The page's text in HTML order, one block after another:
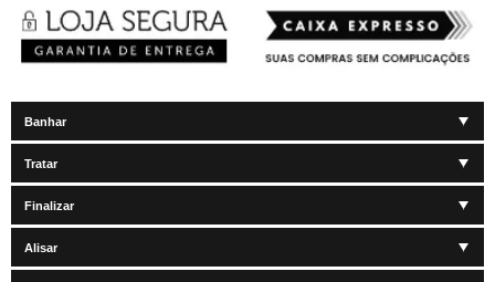
Banhar
Tratar
Finalizar
Alisar